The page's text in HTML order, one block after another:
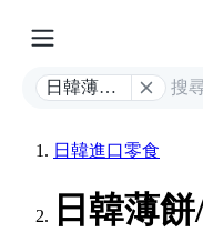
日韓薄餅/
餅
日韓進口零食
日韓薄